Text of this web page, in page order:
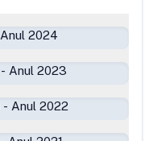
Anul 2024
- Anul 2023
- Anul 2022